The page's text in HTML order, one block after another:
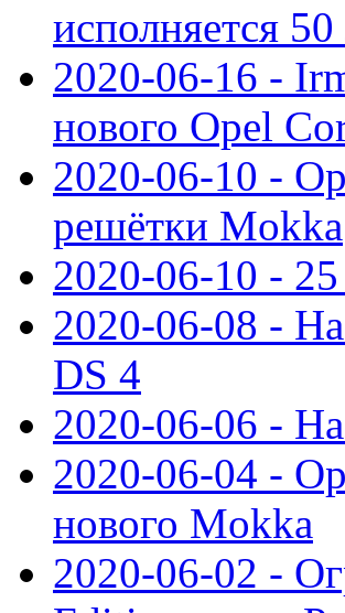
исполняется 50
2020-06-16 -
нового Opel
2020-06-10 -
решётки Mokka
2020-06-10 -
2020-06-08 - На
DS 4
2020-06-06 -
2020-06-04 -
нового Mokka
2020-06-02 -